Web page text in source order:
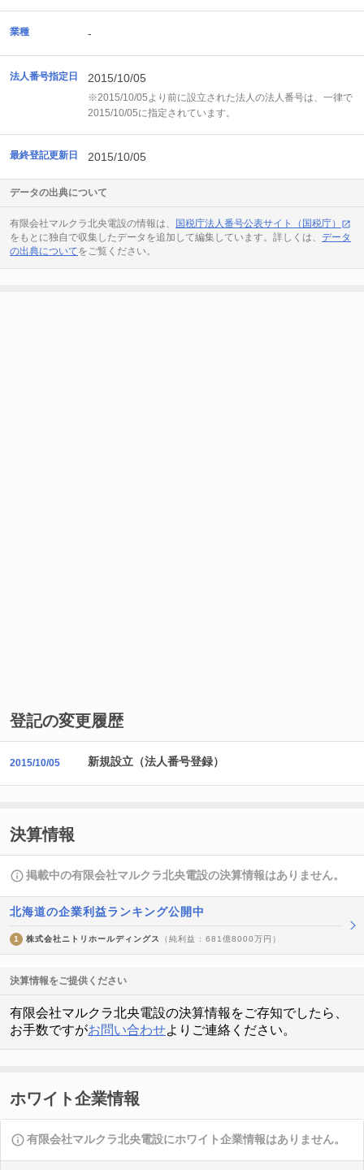
業種 -
法人番号指定日 2015/10/05
※2015/10/05より前に設立された法人の法人番号は、一律で
2015/10/05に指定されています。
最終登記更新日 2015/10/05
データの出典について
有限会社マルクラ北央電設の情報は、
国税庁法人番号公表サイト（国税庁）
をもとに独自で収集したデータを追加して編集しています。詳しくは、 データ
の出典についてをご覧ください。
登記の変更履歴
2015/10/05 新規設立（法人番号登録）
決算情報
掲載中の有限会社マルクラ北央電設の決算情報はありません。
北海道の企業利益ランキング公開中
1 株式会社ニトリホールディングス （純利益 : 681億8000万円）
決算情報をご提供ください
有限会社マルクラ北央電設の決算情報をご存知でしたら、
お手数ですがお問い合わせよりご連絡ください。
ホワイト企業情報
有限会社マルクラ北央電設にホワイト企業情報はありません。